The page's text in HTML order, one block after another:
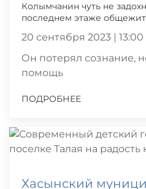
Колымчанин чуть не
последнем этаже
20 сентября 2023 | 13:00
Он потерял сознание,
помощь
ПОДРОБНЕЕ
Хасынский